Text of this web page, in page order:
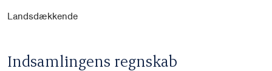
Landsdækkende
Indsamlingens regnskab